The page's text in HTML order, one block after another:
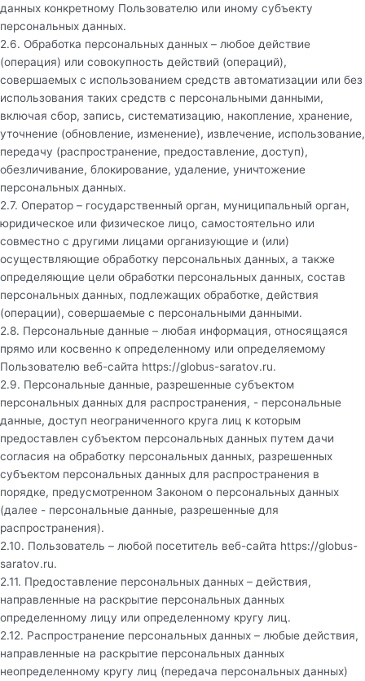
данных конкретному Пользователю или иному субъекту
персональных данных.
2.6. Обработка персональных данных – любое действие
(операция) или совокупность действий (операций),
совершаемых с использованием средств автоматизации или без
использования таких средств с персональными данными,
включая сбор, запись, систематизацию, накопление, хранение,
уточнение (обновление, изменение), извлечение, использование,
передачу (распространение, предоставление, доступ),
обезличивание, блокирование, удаление, уничтожение
персональных данных.
2.7. Оператор – государственный орган, муниципальный орган,
юридическое или физическое лицо, самостоятельно или
совместно с другими лицами организующие и (или)
осуществляющие обработку персональных данных, а также
определяющие цели обработки персональных данных, состав
персональных данных, подлежащих обработке, действия
(операции), совершаемые с персональными данными.
2.8. Персональные данные – любая информация, относящаяся
прямо или косвенно к определенному или определяемому
Пользователю веб-сайта https://globus-saratov.ru.
2.9. Персональные данные, разрешенные субъектом
персональных данных для распространения, - персональные
данные, доступ неограниченного круга лиц к которым
предоставлен субъектом персональных данных путем дачи
согласия на обработку персональных данных, разрешенных
субъектом персональных данных для распространения в
порядке, предусмотренном Законом о персональных данных
(далее - персональные данные, разрешенные для
распространения).
2.10. Пользователь – любой посетитель веб-сайта https://globus-
saratov.ru.
2.11. Предоставление персональных данных – действия,
направленные на раскрытие персональных данных
определенному лицу или определенному кругу лиц.
2.12. Распространение персональных данных – любые действия,
направленные на раскрытие персональных данных
неопределенному кругу лиц (передача персональных данных)